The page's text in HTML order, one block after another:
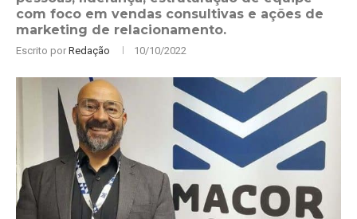
com foco em vendas consultivas e ações de
marketing de relacionamento.
Escrito por Redação 10/10/2022